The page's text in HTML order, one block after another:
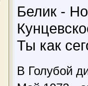
Белик -
Ты как
В Голубой